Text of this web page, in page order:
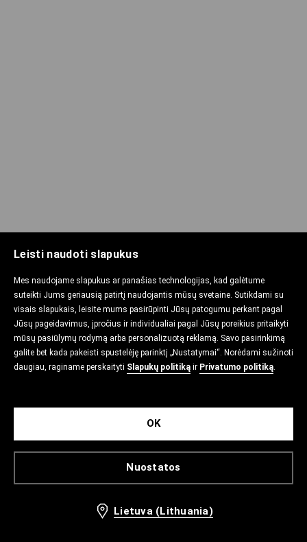
Leisti naudoti slapukus
Mes naudojame slapukus ar panašias technologijas, kad galėtume
suteikti Jums geriausią patirtį naudojantis mūsų svetaine. Sutikdami su
visais slapukais, leisite mums pasirūpinti Jūsų patogumu perkant pagal
Jūsų pageidavimus, įpročius ir individualiai pagal Jūsų poreikius pritaikyti
mūsų pasiūlymų rodymą arba personalizuotą reklamą. Savo pasirinkimą
galite bet kada pakeisti spustelėję parinktį „Nustatymai“. Norėdami sužinoti
daugiau, raginame perskaityti Slapukų politiką ir Privatumo politiką.
Nuostatos
OK
Lietuva (Lithuania)